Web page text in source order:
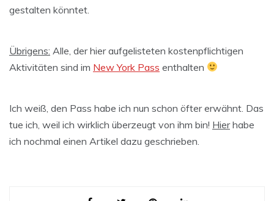
gestalten könntet.
Übrigens: Alle, der hier aufgelisteten kostenpflichtigen
Aktivitäten sind im New York Pass enthalten
Ich weiß, den Pass habe ich nun schon öfter erwähnt. Das
tue ich, weil ich wirklich überzeugt von ihm bin! Hierhabe
ich nochmal einen Artikel dazu geschrieben.